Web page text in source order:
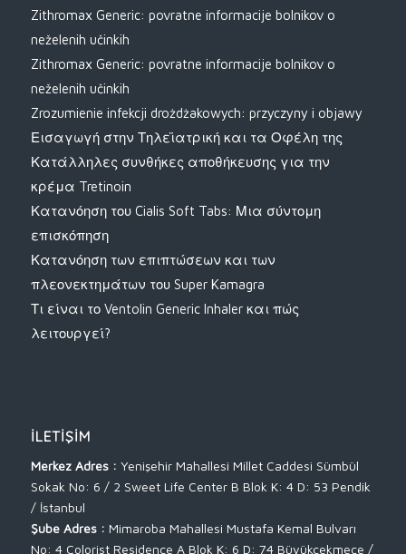
Zithromax Generic: povratne informacije bolnikov o
neželenih učinkih
Zithromax Generic: povratne informacije bolnikov o
neželenih učinkih
Zrozumienie infekcji drożdżakowych: przyczyny i objawy
Εισαγωγή στην Τηλεϊατρική και τα Οφέλη της
Κατάλληλες συνθήκες αποθήκευσης για την
κρέμα Tretinoin
Κατανόηση του Cialis Soft Tabs: Μια σύντομη
επισκόπηση
Κατανόηση των επιπτώσεων και των
πλεονεκτημάτων του Super Kamagra
Τι είναι το Ventolin Generic Inhaler και πώς
λειτουργεί?
İLETIŞIM
Merkez Adres : Yenişehir Mahallesi Millet Caddesi Sümbül
Sokak No: 6 / 2 Sweet Life Center B Blok K: 4 D: 53 Pendik
/ İstanbul
Şube Adres : Mimaroba Mahallesi Mustafa Kemal Bulvarı
No: 4 Colorist Residence A Blok K: 6 D: 74 Büyükçekmece /